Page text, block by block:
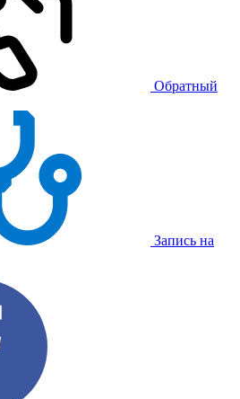
Обратный
Запись на